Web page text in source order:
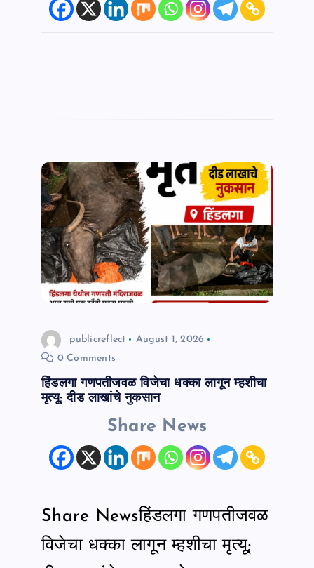
publicreflect
August 1, 2026
0 Comments
हिंडलगा गणपतीजवळ विजेचा धक्का लागून म्हशीचा
मृत्यू; दीड लाखांचे नुकसान
Share News
Share Newsहिंडलगा गणपतीजवळ
विजेचा धक्का लागून म्हशीचा मृत्यू;